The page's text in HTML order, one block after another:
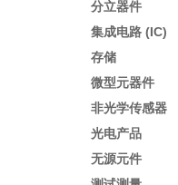
分立器件
集成电路 (IC)
存储
微型元器件
非光学传感器
光电产品
无源元件